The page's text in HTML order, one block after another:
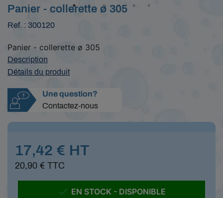
Panier - collerette ø 305
Ref. : 300120
Panier - collerette ø 305
Description
Détails du produit
Une question?
Contactez-nous
17,42 € HT
20,90 € TTC
 EN STOCK - DISPONIBLE